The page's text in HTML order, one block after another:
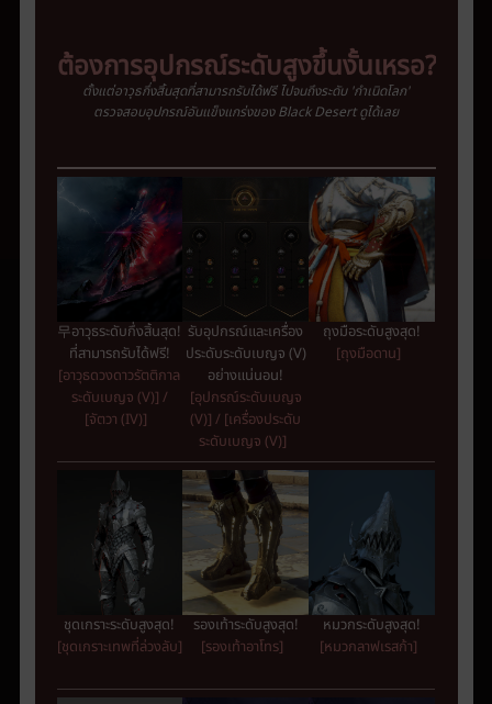
ต้องการอุปกรณ์ระดับสูงขึ้นงั้นเหรอ?
ตั้งแต่อาวุธกึ่งสิ้นสุดที่สามารถรับได้ฟรี ไปจนถึงระดับ'กำเนิดโลก'
ตรวจสอบอุปกรณ์อันแข็งแกร่งของ Black Desertดูได้เลย
무อาวุธระดับกึ่งสิ้นสุด!
ที่สามารถรับได้ฟรี!
[อาวุธดวงดาวรัตติกาล
ระดับเบญจ (V)] /
[จัตวา (IV)]
รับอุปกรณ์และเครื่อง
ประดับระดับเบญจ (V)
อย่างแน่นอน!
[อุปกรณ์ระดับเบญจ
(V)] / [เครื่องประดับ
ระดับเบญจ (V)]
ถุงมือระดับสูงสุด!
[ถุงมือดาน]
ชุดเกราะระดับสูงสุด!
[ชุดเกราะเทพที่ล่วงลับ]
รองเท้าระดับสูงสุด!
[รองเท้าอาโทร]
หมวกระดับสูงสุด!
[หมวกลาฟเรสก้า]